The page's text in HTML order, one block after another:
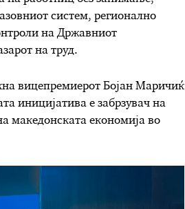
систем, регионално
на Државниот
на труд.
вицепремиерот Бојан Маричиќ
иницијатива е забрзувач на
македонската економија во